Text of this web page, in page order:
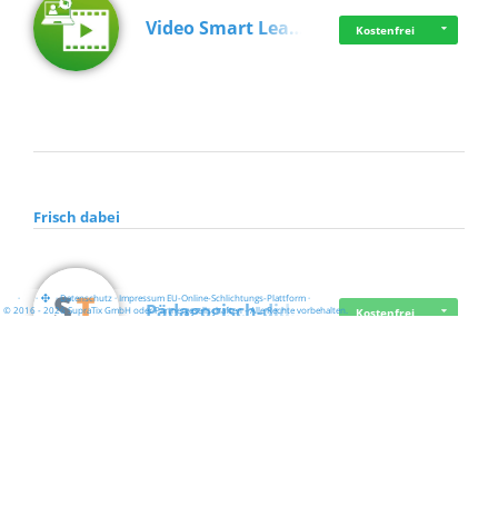
Video Smart Lea… Kostenfrei
Frisch dabei
Pädagogisch-did… Kostenfrei
· · ·Datenschutz·Impressum EU-Online-Schlichtungs-Plattform·
© 2016 - 2026 SupraTix GmbH oder Partnergesellschaften - Alle Rechte vorbehalten.